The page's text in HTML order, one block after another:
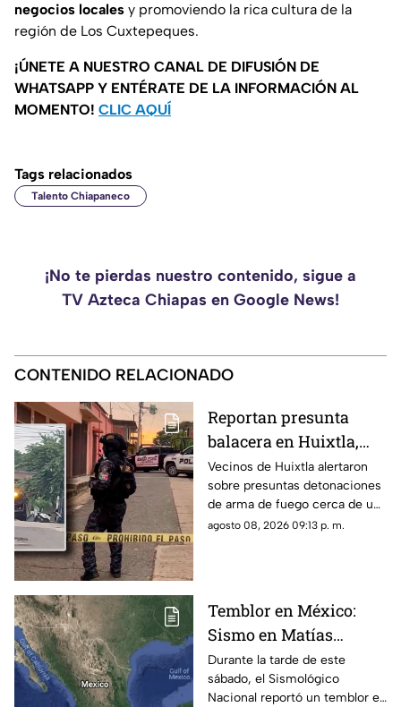
negocios locales y promoviendo la rica cultura de la
región de Los Cuxtepeques.
¡ÚNETE A NUESTRO CANAL DE DIFUSIÓN DE
WHATSAPP Y ENTÉRATE DE LA INFORMACIÓN AL
MOMENTO! CLIC AQUÍ
Tags relacionados
Talento Chiapaneco
¡No te pierdas nuestro contenido, sigue a
TV Azteca Chiapas en Google News!
CONTENIDO RELACIONADO
Reportan presunta
balacera en Huixtla,
Chiapas: Vecinos
alertan por
detonaciones de fuego
Vecinos de Huixtla alertaron
sobre presuntas detonaciones
de arma de fuego cerca de una
bodega de café. Circulan
agosto 08, 2026 09:13 p. m.
Temblor en México:
Sismo en Matías
Romero, Oaxaca, hoy 8
de agosto de 2026
Durante la tarde de este
sábado, el Sismológico
Nacional reportó un temblor en